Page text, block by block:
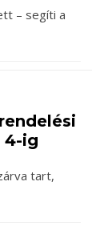
– segíti a
4-ig
tart,